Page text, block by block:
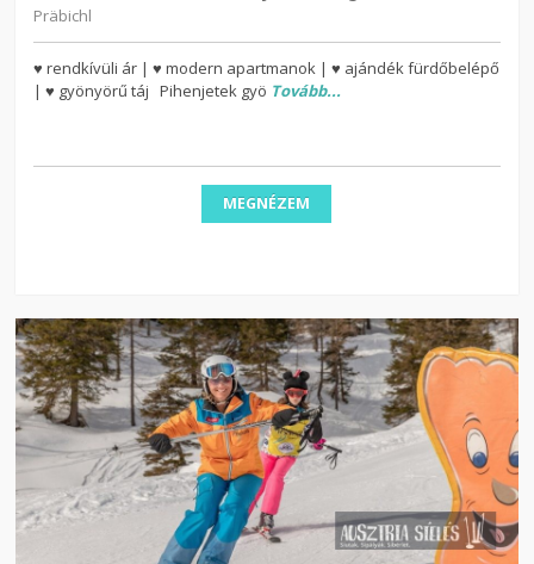
Präbichl
♥ rendkívüli ár | ♥ modern apartmanok | ♥ ajándék fürdőbelépő
| ♥ gyönyörű táj Pihenjetek gyö Tovább...
MEGNÉZEM